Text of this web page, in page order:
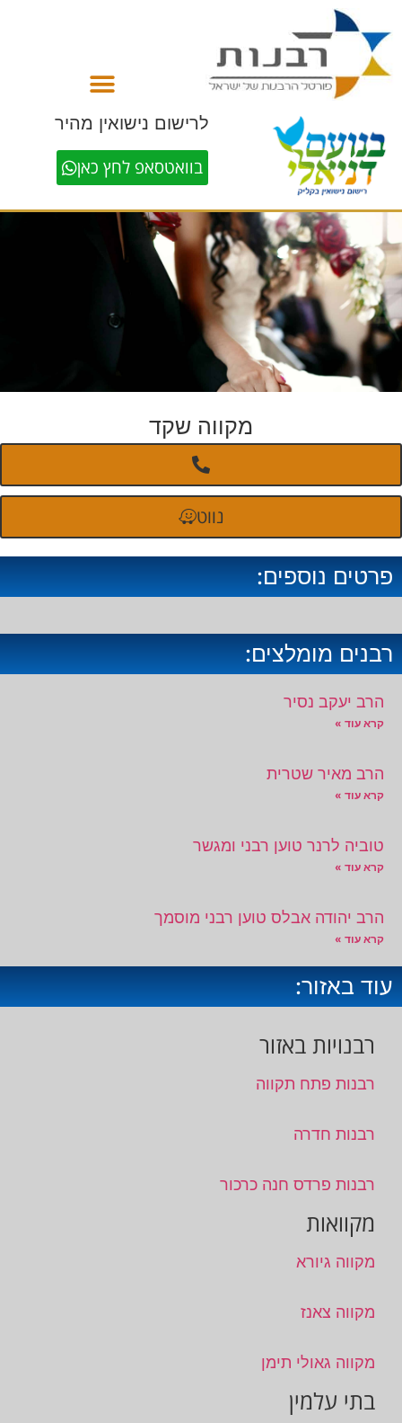
לרישום נישואין מהיר
בוואטסאפ לחץ כאן
מקווה שקד
נווט
פרטים נוספים:
רבנים מומלצים:
הרב יעקב נסיר
קרא עוד »
הרב מאיר שטרית
קרא עוד »
טוביה לרנר טוען רבני ומגשר
קרא עוד »
הרב יהודה אבלס טוען רבני מוסמך
קרא עוד »
עוד באזור:
רבנויות באזור
רבנות פתח תקווה
רבנות חדרה
רבנות פרדס חנה כרכור
מקוואות
מקווה גיורא
מקווה צאנז
מקווה גאולי תימן
בתי עלמין